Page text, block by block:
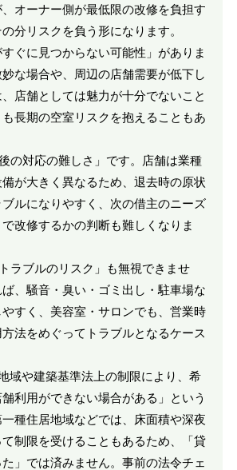
オーナー側が最低限の改修を負担す
分リスクを負う形になります。
ぐに見つからない可能性」がありま
な場合や、周辺の店舗需要が低下し
店舗としては魅力が十分でないこと
長期の空室リスクを抱えることもあ
の対応の難しさ」です。店舗は業種
が大きく異なるため、退去時の原状
ルになりやすく、次の借主のニーズ
改修するかの判断も難しくなりま
ラブルのリスク」も無視できませ
、騒音・臭い・ゴミ出し・駐車場な
すく、美容室・サロンでも、営業時
法をめぐってトラブルとなるケース
域や建築基準法上の制限により、希
利用ができない場合がある」という
種住居地域などでは、床面積や深夜
制限を受けることもあるため、「貸
」では済みません。事前の法令チェ